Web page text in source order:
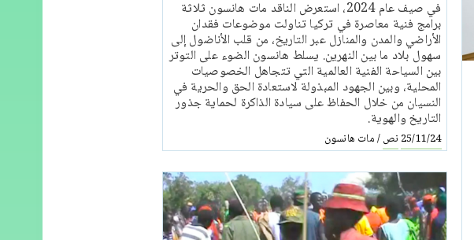
في صيف عام 2024، استعرض الناقد مات هانسون ثلاثة
برامج فنية معاصرة في تركيا تناولت موضوعات فقدان
الأراضي والمدن والمنازل عبر التاريخ، من قلب الأناضول إلى
سهول بلاد ما بين النهرين. يسلط هانسون الضوء على التوتر
بين السياحة الفنية العالمية التي تتجاهل الخصوصيات
المحلية، وبين الجهود المبذولة لاستعادة الحق والحرية في
النسيان من خلال الحفاظ على سيادة الذاكرة لحماية جذور
التاريخ والهوية.
25/11/24 نص/مات هانسون